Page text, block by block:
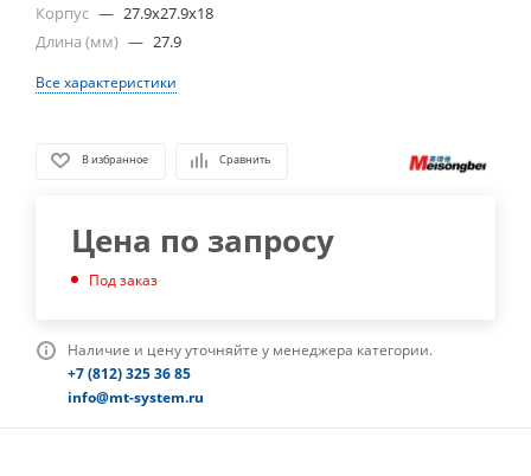
Корпус — 27.9x27.9x18
Длина (мм) — 27.9
Все характеристики
В избранное Сравнить
Цена по запросу
Под заказ
Наличие и цену уточняйте у менеджера категории.
+7 (812) 325 36 85
info@mt-system.ru